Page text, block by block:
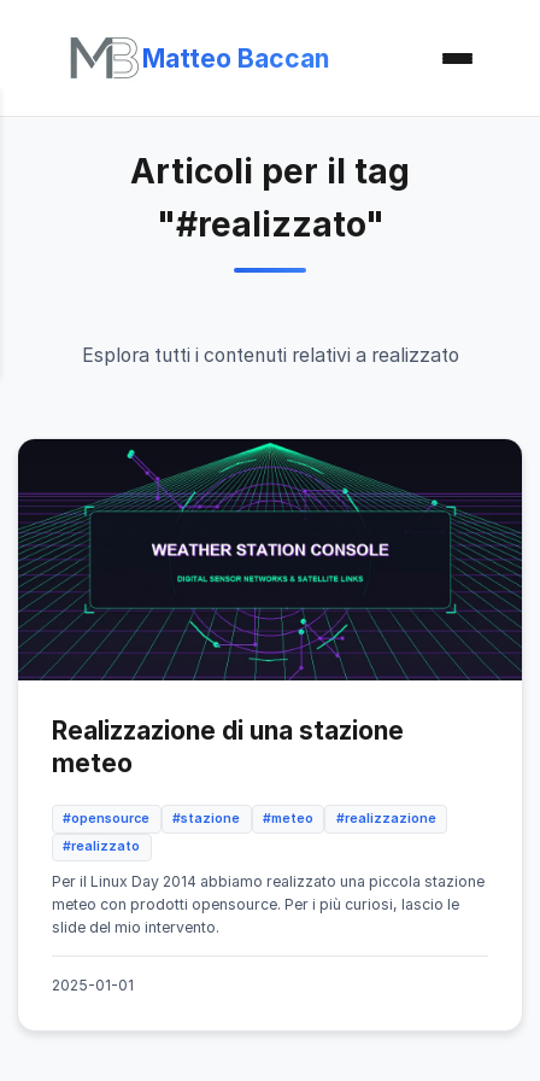
Matteo Baccan
Articoli per il tag
"#realizzato"
Esplora tutti i contenuti relativi a realizzato
Realizzazione di una stazione
meteo
#opensource #stazione #meteo
#realizzazione
#realizzato
Per il Linux Day 2014 abbiamo realizzato una piccola stazione
meteo con prodotti opensource. Per i più curiosi, lascio le
slide del mio intervento.
2025-01-01